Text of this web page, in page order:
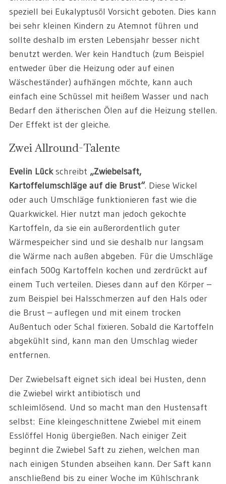
speziell bei Eukalyptusöl Vorsicht geboten. Dies kann
bei sehr kleinen Kindern zu Atemnot führen und
sollte deshalb im ersten Lebensjahr besser nicht
benutzt werden. Wer kein Handtuch (zum Beispiel
entweder über die Heizung oder auf einen
Wäscheständer) aufhängen möchte, kann auch
einfach eine Schüssel mit heißem Wasser und nach
Bedarf den ätherischen Ölen auf die Heizung stellen.
Der Effekt ist der gleiche.
Zwei Allround-Talente
Evelin Lückschreibt „Zwiebelsaft,
Kartoffelumschläge auf die Brust“. Diese Wickel
oder auch Umschläge funktionieren fast wie die
Quarkwickel. Hier nutzt man jedoch gekochte
Kartoffeln, da sie ein außerordentlich guter
Wärmespeicher sind und sie deshalb nur langsam
die Wärme nach außen abgeben. Für die Umschläge
einfach 500g Kartoffeln kochen und zerdrückt auf
einem Tuch verteilen. Dieses dann auf den Körper –
zum Beispiel bei Halsschmerzen auf den Hals oder
die Brust –auflegen und mit einem trocken
Außentuch oder Schal fixieren. Sobald die Kartoffeln
abgekühlt sind, kann man den Umschlag wieder
entfernen.
Der Zwiebelsaft eignet sich ideal bei Husten, denn
die Zwiebel wirkt antibiotisch und
schleimlösend. Und so macht man den Hustensaft
selbst: Eine kleingeschnittene Zwiebel mit einem
Esslöffel Honig übergießen. Nach einiger Zeit
beginnt die Zwiebel Saft zu ziehen, welchen man
nach einigen Stunden abseihen kann. Der Saft kann
anschließend bis zu einer Woche im Kühlschrank